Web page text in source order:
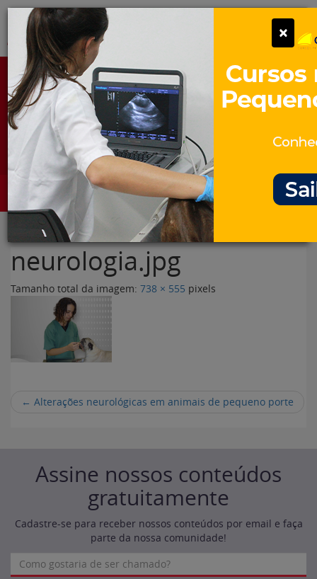
Pular
para
conteúdo
Portal para Profissionais Veterinários
Assine Gratuitamente
Categorias
neurologia.jpg
Tamanho total da imagem: 738 × 555 pixels
← Alterações neurológicas em animais de pequeno porte
Assine nossos conteúdos
gratuitamente
Cadastre-se para receber nossos conteúdos por email e faça
parte da nossa comunidade!
×